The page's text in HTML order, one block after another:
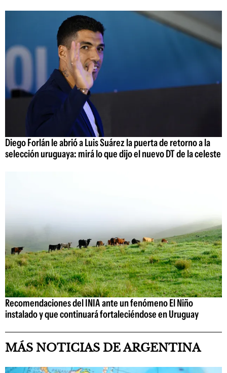
Diego Forlán le abrió a Luis Suárez la puerta de retorno a la
selección uruguaya: mirá lo que dijo el nuevo DT de la celeste
Recomendaciones del INIA ante un fenómeno El Niño
instalado y que continuará fortaleciéndose en Uruguay
MÁS NOTICIAS DE ARGENTINA